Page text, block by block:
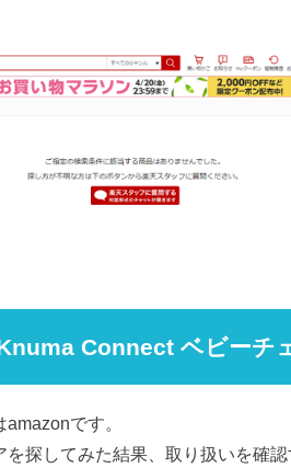
Connect ベビーチ
です。
探してみた結果、取り扱いを確認